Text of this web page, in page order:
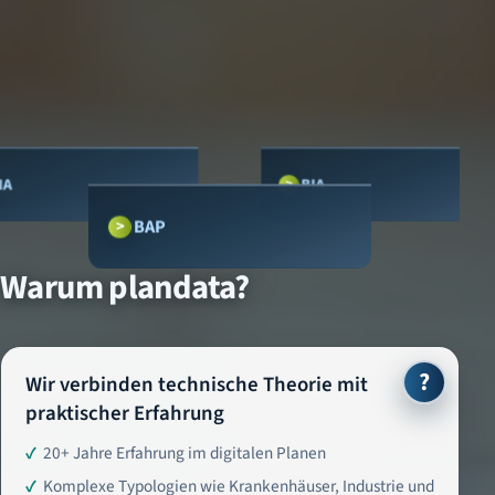
BAP
BIA
Warum plandata?
?
Wir verbinden technische Theorie mit
praktischer Erfahrung
20+ Jahre Erfahrung im digitalen Planen
Komplexe Typologien wie Krankenhäuser, Industrie und